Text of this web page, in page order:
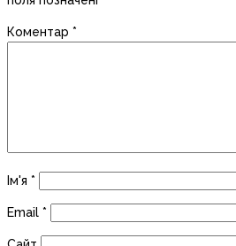
Коментар *
Ім'я *
Email *